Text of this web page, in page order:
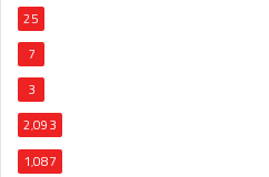
25
7
3
2٬093
1٬087